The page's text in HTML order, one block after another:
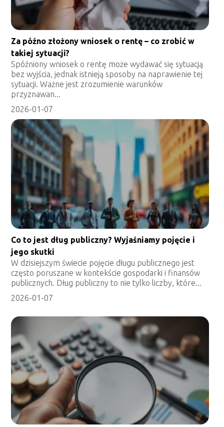
Za późno złożony wniosek o rentę – co zrobić w
takiej sytuacji?
Spóźniony wniosek o rentę może wydawać się sytuacją
bez wyjścia, jednak istnieją sposoby na naprawienie tej
sytuacji. Ważne jest zrozumienie warunków
przyznawan...
2026-01-07
Co to jest dług publiczny? Wyjaśniamy pojęcie i
jego skutki
W dzisiejszym świecie pojęcie długu publicznego jest
często poruszane w kontekście gospodarki i finansów
publicznych. Dług publiczny to nie tylko liczby, które...
2026-01-07